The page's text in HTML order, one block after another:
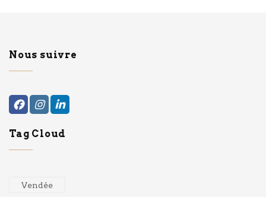
Nous suivre
Tag Cloud
Vendée